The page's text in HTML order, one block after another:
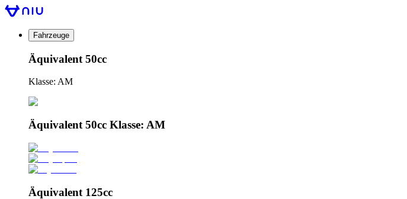
Fahrzeuge
Äquivalent 50cc
Klasse: AM
Äquivalent 50cc Klasse: AM
Äquivalent 125cc